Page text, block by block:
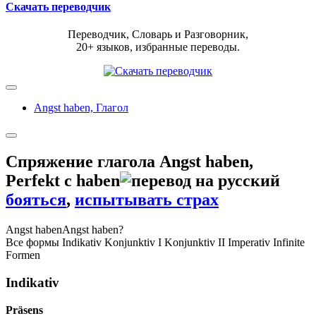
Скачать переводчик
Переводчик, Словарь и Разговорник,
20+ языков, избранные переводы.
Angst haben, Глагол
Спряжение глагола Angst haben,
Perfekt с haben
бояться, испытывать страх
Angst habenAngst haben?
Все формы Indikativ Konjunktiv I Konjunktiv II Imperativ Infinite
Formen
Indikativ
Präsens